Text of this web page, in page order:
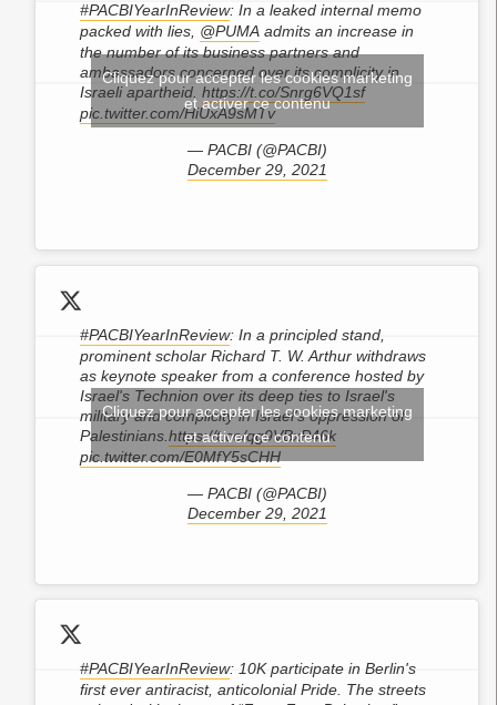
#PACBIYearInReview: In a leaked internal memo
packed with lies, @PUMA admits an increase in
the number of its business partners and
ambassadors concerned over its complicity in
Israeli apartheid. https://t.co/Snrg6VQ1sf
pic.twitter.com/HiUxA9sMTv
— PACBI (@PACBI)
December 29, 2021
Cliquez pour accepter les cookies marketing
et activer ce contenu
#PACBIYearInReview: In a principled stand,
prominent scholar Richard T. W. Arthur withdraws
as keynote speaker from a conference hosted by
Israel's Technion over its deep ties to Israel's
military and complicity in Israel's oppression of
Palestinians. https://t.co/qg9VBxP46k
pic.twitter.com/E0MfY5sCHH
— PACBI (@PACBI)
December 29, 2021
Cliquez pour accepter les cookies marketing
et activer ce contenu
#PACBIYearInReview: 10K participate in Berlin's
first ever antiracist, anticolonial Pride. The streets